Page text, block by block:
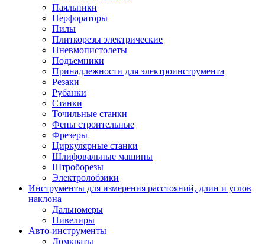
Паяльники
Перфораторы
Пилы
Плиткорезы электрические
Пневмопистолеты
Подъемники
Принадлежности для электроинструмента
Резаки
Рубанки
Станки
Точильные станки
Фены строительные
Фрезеры
Циркулярные станки
Шлифовальные машины
Штроборезы
Электролобзики
Инструменты для измерения расстояний, длин и углов
наклона
Дальномеры
Нивелиры
Авто-инструменты
Домкраты